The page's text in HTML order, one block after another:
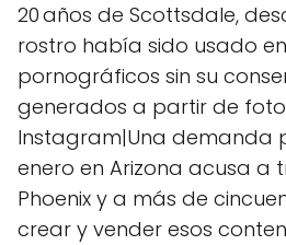
20 años de Scottsdale,
rostro había sido usado
pornográficos sin su
generados a partir de
Instagram|Una demanda
enero en Arizona acusa a
Phoenix y a más de
crear y vender esos